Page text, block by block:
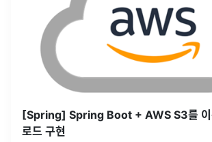
[Spring] Spring Boot + AWS S3를 이
로드 구현